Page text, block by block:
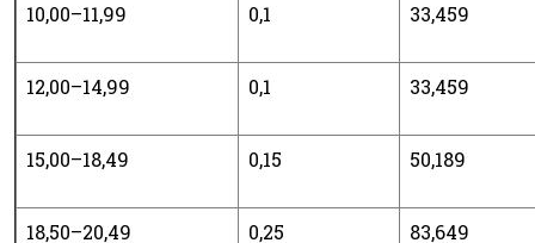
10,00–11,99 0,1 33,459
12,00–14,99 0,1 33,459
15,00–18,49 0,15 50,189
18,50–20,49 0,25 83,649